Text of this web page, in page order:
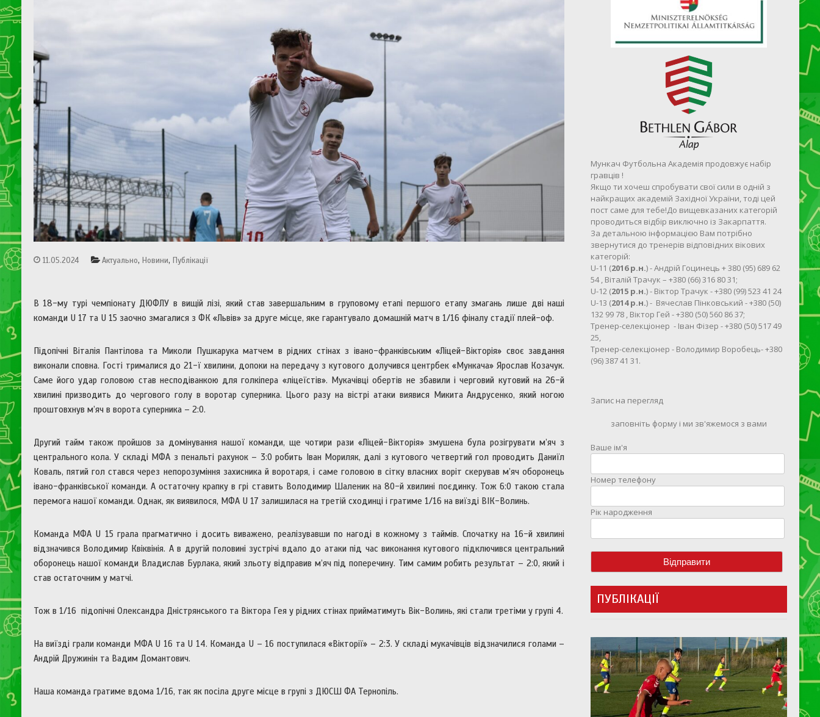
11.05.2024 Актуально, Новини, Публікації
В 18-му турі чемпіонату ДЮФЛУ в вищій лізі, який став завершальним в груповому етапі першого етапу змагань лише дві наші
команди U 17 та U 15 заочно змагалися з ФК «Львів» за друге місце, яке гарантувало домашній матч в 1/16 фіналу стадії плей-оф.
Підопічні Віталія Пантілова та Миколи Пушкарука матчем в рідних стінах з івано-франківським «Ліцей-Вікторія» своє завдання
виконали сповна. Гості трималися до 21-ї хвилини, допоки на передачу з кутового долучився центрбек «Мункача» Ярослав Козачук.
Саме його удар головою став несподіванкою для голкіпера «ліцеїстів». Мукачівці обертів не збавили і черговий кутовий на 26-й
хвилині призводить до чергового голу в воротар суперника. Цього разу на вістрі атаки виявися Микита Андрусенко, який ногою
проштовхнув м’яч в ворота суперника – 2:0.
Другий тайм також пройшов за домінування нашої команди, ще чотири рази «Ліцей-Вікторія» змушена була розігрувати м’яч з
центрального кола. У складі МФА з пенальті рахунок – 3:0 робить Іван Мориляк, далі з кутового четвертий гол проводить Даниїл
Коваль, пятий гол стався через непорозуміння захисника й воротаря, і саме головою в сітку власних воріт скерував м’яч оборонець
івано-франківської команди. А остаточну крапку в грі ставить Володимир Шаленик на 80-й хвилині поєдинку. Тож 6:0 такою стала
перемога нашої команди. Однак, як виявилося, МФА U 17 залишилася на третій сходинці і гратиме 1/16 на виїзді ВІК-Волинь.
Команда МФА U 15 грала прагматично і досить виважено, реалізувавши по нагоді в кожному з таймів. Спочатку на 16-й хвилині
відзначився Володимир Квіквінія. А в другій половині зустрічі вдало до атаки під час виконання кутового підключився центральний
оборонець нашої команди Владислав Бурлака, який зльоту відправив м’яч під поперечину. Тим самим робить результат – 2:0, який і
став остаточним у матчі.
Тож в 1/16 підопічні Олександра Дністрянського та Віктора Гея у рідних стінах прийматимуть Вік-Волинь, які стали третіми у групі 4.
На виїзді грали команди МФА U 16 та U 14. Команда U – 16 поступилася «Вікторії» – 2:3. У складі мукачівців відзначилися голами –
Андрій Дружинін та Вадим Домантович.
Наша команда гратиме вдома 1/16, так як посіла друге місце в групі з ДЮСШ ФА Тернопіль.
Мункач Футбольна Академія продовжує набір
гравців !
Якщо ти хочеш спробувати свої сили в одній з
найкращих академій Західної України, тоді цей
пост саме для тебе!До вищевказаних категорій
проводиться відбір виключно із Закарпаття.
За детальною інформацією Вам потрібно
звернутися до тренерів відповідних вікових
категорій:
U-11 (2016 р.н.) - Андрій Гоцинець + 380 (95) 689 62
54 , Віталій Трачук – +380 (66) 316 80 31;
U-12 (2015 р.н.) - Віктор Трачук - +380 (99) 523 41 24
U-13 (2014 р.н.) - Вячеслав Пінковський - +380 (50)
132 99 78 , Віктор Гей - +380 (50) 560 86 37;
Тренер-селекціонер - Іван Фізер - +380 (50) 517 49
25,
Тренер-селекціонер - Володимир Воробець- +380
(96) 387 41 31.
Запис на перегляд
заповніть форму і ми зв'яжемося з вами
Ваше ім'я
Номер телефону
Рік народження
ПУБЛІКАЦІЇ